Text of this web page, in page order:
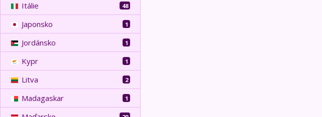
Itálie 48
Japonsko 1
Jordánsko 1
Kypr 1
Litva 2
Madagaskar 1